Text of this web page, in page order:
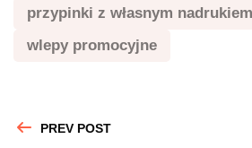
przypinki z własnym nadrukiem
wlepy promocyjne
PREV POST